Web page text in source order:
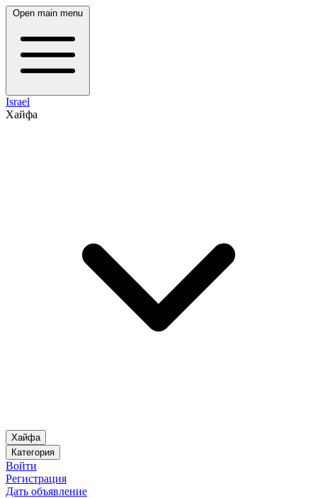
Open main menu
Israel
Хайфа
Хайфа
Категория
Войти
Регистрация
Дать объявление